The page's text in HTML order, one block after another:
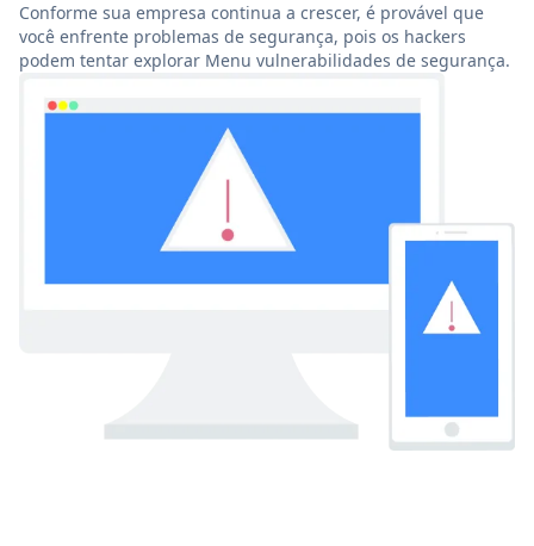
Conforme sua empresa continua a crescer, é provável que
você enfrente problemas de segurança, pois os hackers
podem tentar explorar Menu vulnerabilidades de segurança.